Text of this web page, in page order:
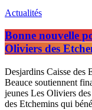
Actualités
Bonne nouvelle
Oliviers des
Desjardins Caisse des
Beauce soutiennent
jeunes Les Oliviers
des Etchemins qui